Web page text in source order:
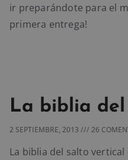
ir preparándote para el
primera entrega!
La biblia
2 SEPTIEMBRE, 2013 26
La biblia del salto